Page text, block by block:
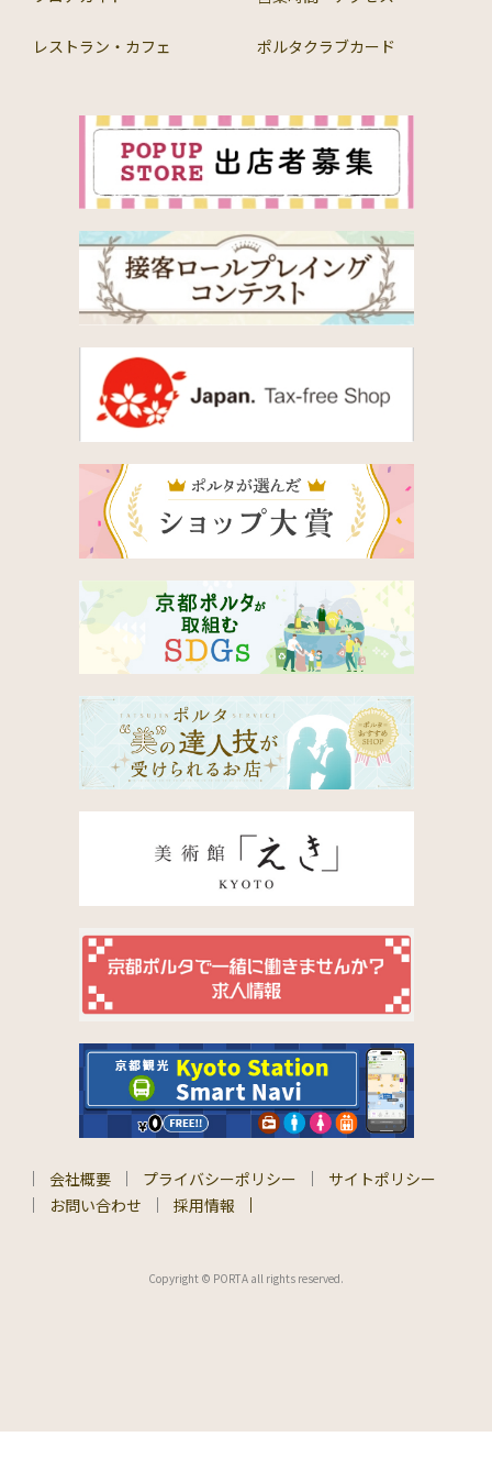
レストラン・カフェ ポルタクラブカード
会社概要 プライバシーポリシー
サイトポリシー
お問い合わせ
採用情報
Copyright © PORTA all rights reserved.